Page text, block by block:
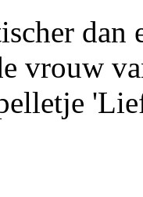
dan
vrouw